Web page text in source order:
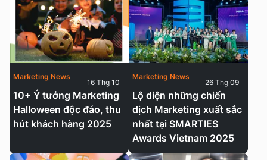
10+ Ý tưởng Marketing
Halloween độc đáo, thu
hút khách hàng 2025
Marketing News
16 Thg 10
Lộ diện những chiến
dịch Marketing xuất sắc
nhất tại SMARTIES
Awards Vietnam 2025
Marketing News
26 Thg 09